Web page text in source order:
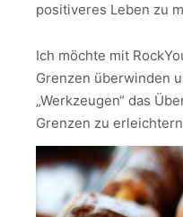
positiveres Leben zu
Ich möchte mit
Grenzen überwinden
„Werkzeugen“ das
Grenzen zu